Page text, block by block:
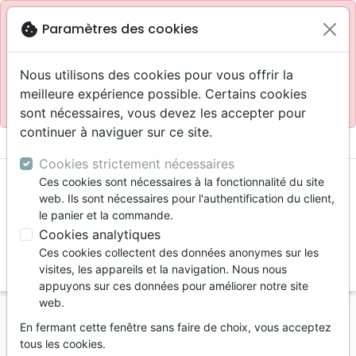
blockSite réservé aux professionnels
Accès pour les professionnels : Se connecter
Site pour le grand public : La Maison de la Bible
menu
Vous ne pouvez pas créer de nouvelle commande
depuis votre pays (United States).
cookie Paramètres des cookies
Nous utilisons des cookies pour vous offrir la
meilleure expérience possible. Certains cookies
sont nécessaires, vous devez les accepter pour
continuer à naviguer sur ce site.
Cookies strictement nécessaires
Ces cookies sont nécessaires à la fonctionnalité du site
web. Ils sont nécessaires pour l'authentification du client,
le panier et la commande.
Cookies analytiques
Ces cookies collectent des données anonymes sur les
visites, les appareils et la navigation. Nous nous
appuyons sur ces données pour améliorer notre site
web.
En fermant cette fenêtre sans faire de choix, vous acceptez
tous les cookies.